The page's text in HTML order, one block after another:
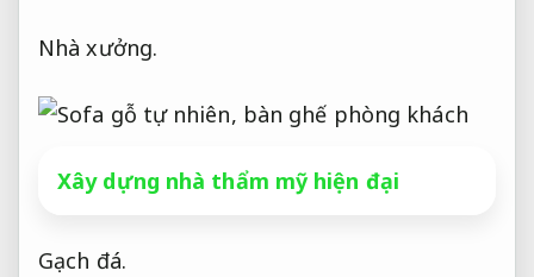
Nhà xưởng.
Xây dựng nhà thẩm mỹ hiện đại
Gạch đá.